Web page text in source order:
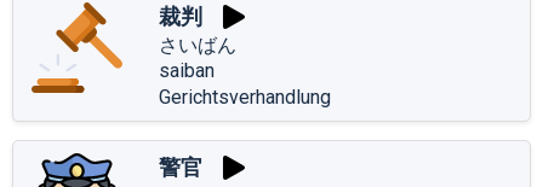
裁判
さいばん
saiban
Gerichtsverhandlung
警官